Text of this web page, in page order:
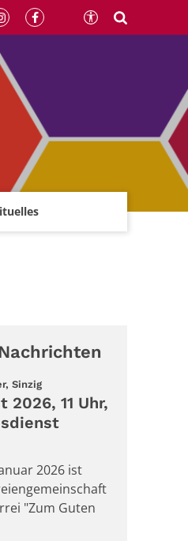
Sinzig:
2026, 11 Uhr,
2026 ist
"Zum Guten